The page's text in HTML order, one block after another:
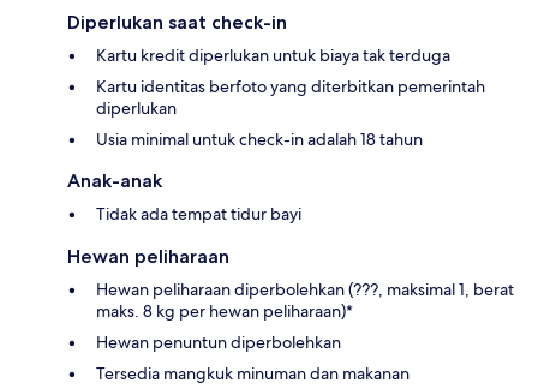
Diperlukan saat check-in
Kartu kredit diperlukan untuk biaya tak terduga
Kartu identitas berfoto yang diterbitkan pemerintah
diperlukan
Usia minimal untuk check-in adalah 18 tahun
Anak-anak
Tidak ada tempat tidur bayi
Hewan peliharaan
Hewan peliharaan diperbolehkan (???, maksimal 1, berat
maks. 8 kg per hewan peliharaan)*
Hewan penuntun diperbolehkan
Tersedia mangkuk minuman dan makanan